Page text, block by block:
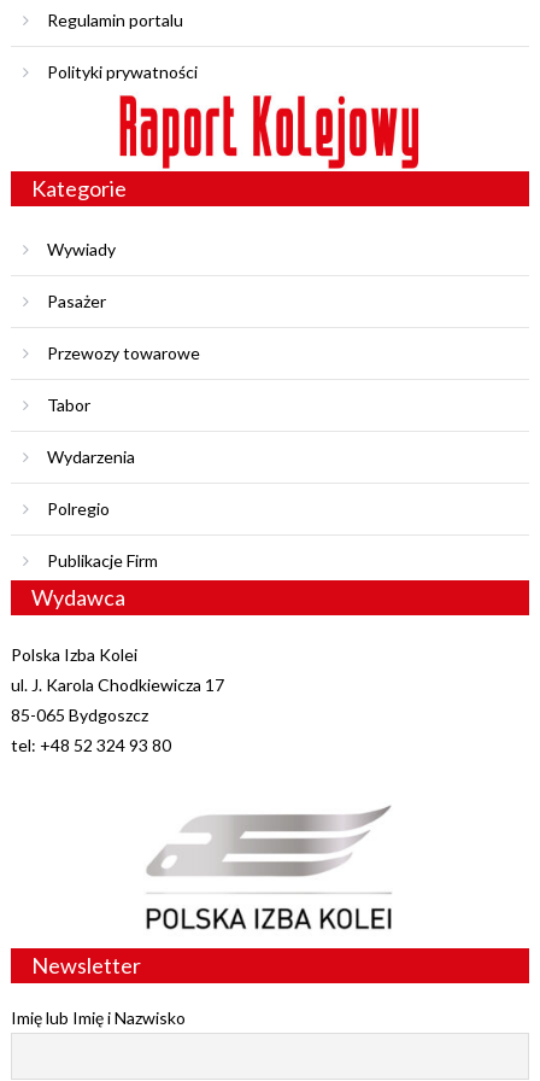
Regulamin portalu
Polityki prywatności
Kategorie
Wywiady
Pasażer
Przewozy towarowe
Tabor
Wydarzenia
Polregio
Publikacje Firm
Wydawca
Polska Izba Kolei
ul. J. Karola Chodkiewicza 17
85-065 Bydgoszcz
tel: +48 52 324 93 80
Newsletter
Imię lub Imię i Nazwisko